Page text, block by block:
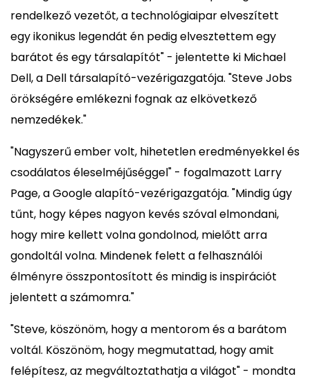
rendelkező vezetőt, a technológiaipar elveszített
egy ikonikus legendát én pedig elvesztettem egy
barátot és egy társalapítót" - jelentette ki Michael
Dell, a Dell társalapító-vezérigazgatója. "Steve Jobs
örökségére emlékezni fognak az elkövetkező
nemzedékek."
"Nagyszerű ember volt, hihetetlen eredményekkel és
csodálatos éleselméjűséggel" - fogalmazott Larry
Page, a Google alapító-vezérigazgatója. "Mindig úgy
tűnt, hogy képes nagyon kevés szóval elmondani,
hogy mire kellett volna gondolnod, mielőtt arra
gondoltál volna. Mindenek felett a felhasználói
élményre összpontosított és mindig is inspirációt
jelentett a számomra."
"Steve, köszönöm, hogy a mentorom és a barátom
voltál. Köszönöm, hogy megmutattad, hogy amit
felépítesz, az megváltoztathatja a világot" - mondta